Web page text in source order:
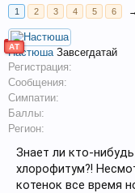
1 2 3 4 5 6 →
АТ
Настюша Завсегдатай
Регистрация:
Сообщения:
Симпатии:
Баллы:
Регион:
Знает ли кто-
хлорофитум?!
котенок все время